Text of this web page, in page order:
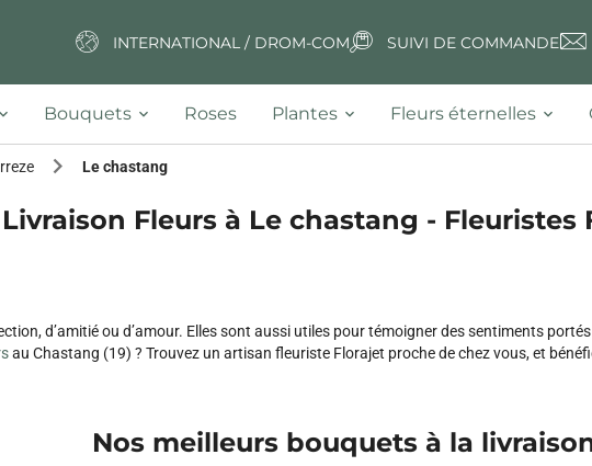
INTERNATIONAL / DROM-COM SUIVI DE COMMANDE
Bouquets Roses Plantes Fleurs éternelles
Le chastang
Livraison Fleurs à Le chastang - Fleuristes
d’amitié ou d’amour. Elles sont aussi utiles pour témoigner des sentiments
au Chastang (19) ? Trouvez un artisan fleuriste Florajet proche de chez vous, et
Nos meilleurs bouquets à la